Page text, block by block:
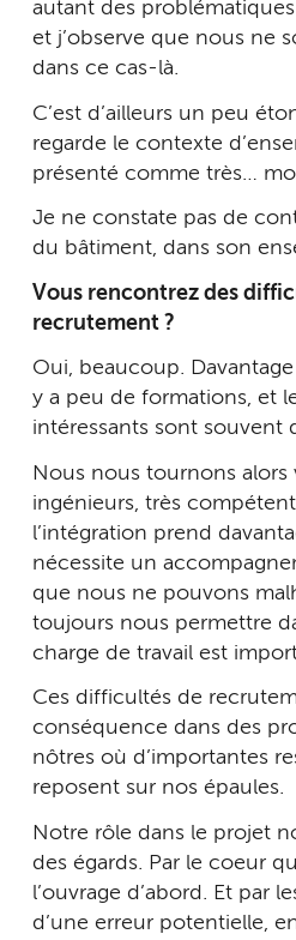
autant des
et j’observe que nous ne
dans ce cas-là.
C’est d’ailleurs un peu
regarde le contexte
présenté comme très…
Je ne constate pas de
du bâtiment, dans son
Vous rencontrez des
recrutement ?
Oui, beaucoup.
y a peu de formations, et
intéressants sont souvent
Nous nous tournons alors
ingénieurs, très
l’intégration prend
nécessite un
que nous ne pouvons
toujours nous permettre
charge de travail est
Ces difficultés de
conséquence dans des
nôtres où d’importantes
reposent sur nos épaules.
Notre rôle dans le projet
des égards. Par le coeur
l’ouvrage d’abord. Et par
d’une erreur potentielle,